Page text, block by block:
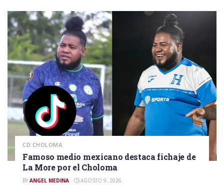
CD CHOLOMA
Famoso medio mexicano destaca fichaje de
La More por el Choloma
BY ANGEL MEDINA AGOSTO 9, 2026